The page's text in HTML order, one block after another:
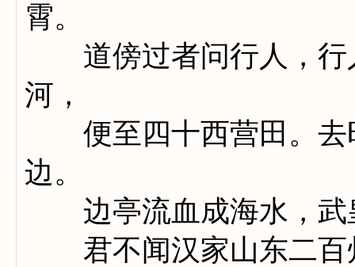
霄。
道傍过者问行人，行
河，
便至四十西营田。去
边。
边亭流血成海水，武
君不闻汉家山东二百